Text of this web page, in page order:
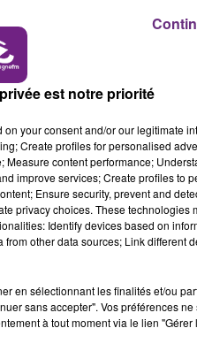
LA RADIO POP
des classes de CP.
Devigne, la directrice
est notre priorité
your consent and/or our legitimate
Create profiles for personalised
content performance;
improve services; Create profiles to
Ensure security, prevent and
privacy choices. These technologies
Identify devices based on
other data sources; Link different
en sélectionnant les finalités et/ou
sans accepter". Vos préférences
à tout moment via le lien